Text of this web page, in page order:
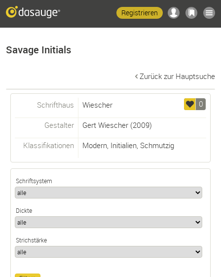
Registrieren
Savage Initials
Zurück zur Hauptsuche
0
Schrifthaus Wiescher
Gestalter Gert Wiescher(2009)
Klassifikationen Modern, Initialien, Schmutzig
Schriftsystem
Dickte
Strichstärke